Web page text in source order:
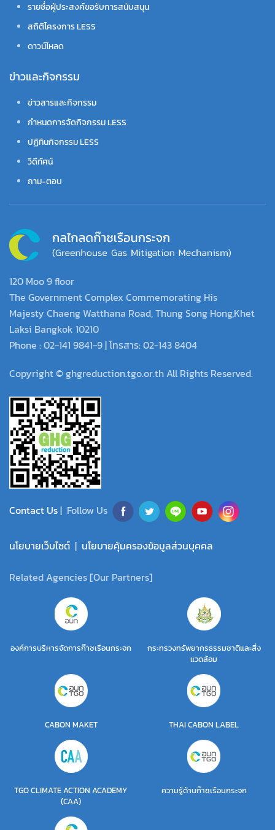
รายชื่อผู้ประสงค์ขอรับการสนับสนุน
สถิติโครงการ LESS
ดาวน์โหลด
ข่าวและกิจกรรม
ข่าวสารและกิจกรรม
กำหนดการจัดกิจกรรม LESS
ปฏิทินกิจกรรม LESS
วิดีทัศน์
ถาม-ตอบ
120 Moo 9 floor
The Government Complex Commemorating His
Majesty Chaeng Watthana Road, Thung Song Hong,Khet
Laksi Bangkok 10210
Phone : 02-141 9841-9 | โทรสาร: 02-143 8404
Copyright © ghgreduction.tgo.or.th All Rights Reserved.
Contact Us| Follow Us
นโยบายเว็บไซต์ | นโยบายคุ้มครองข้อมูลส่วนบุคคล
Related Agencies [Our Partners]
องค์การบริหารจัดการก๊าซเรือนกระจก
กระทรวงทรัพยากรธรรมชาติและสิ่ง
แวดล้อม
CABON MAKET THAI CABON LABEL
TGO CLIMATE ACTION ACADEMY
(CAA)
ความรู้ด้านก๊าซเรือนกระจก